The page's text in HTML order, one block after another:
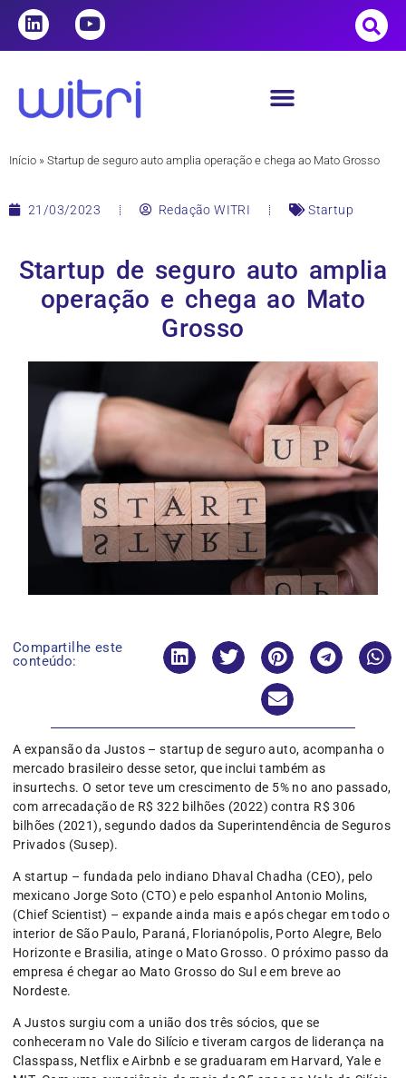
Início » Startup de seguro auto amplia operação e chega ao Mato Grosso
21/03/2023 Redação WITRI Startup
Startup de seguro auto amplia
operação e chega ao Mato
Grosso
Compartilhe este
conteúdo:
A expansão da Justos – startup de seguro auto, acompanha o
mercado brasileiro desse setor, que inclui também as
insurtechs. O setor teve um crescimento de 5% no ano passado,
com arrecadação de R$ 322 bilhões (2022) contra R$ 306
bilhões (2021), segundo dados da Superintendência de Seguros
Privados (Susep).
A startup – fundada pelo indiano Dhaval Chadha (CEO), pelo
mexicano Jorge Soto (CTO) e pelo espanhol Antonio Molins,
(Chief Scientist) – expande ainda mais e após chegar em todo o
interior de São Paulo, Paraná, Florianópolis, Porto Alegre, Belo
Horizonte e Brasilia, atinge o Mato Grosso. O próximo passo da
empresa é chegar ao Mato Grosso do Sul e em breve ao
Nordeste.
A Justos surgiu com a união dos três sócios, que se
conheceram no Vale do Silício e tiveram cargos de liderança na
Classpass, Netflix e Airbnb e se graduaram em Harvard, Yale e